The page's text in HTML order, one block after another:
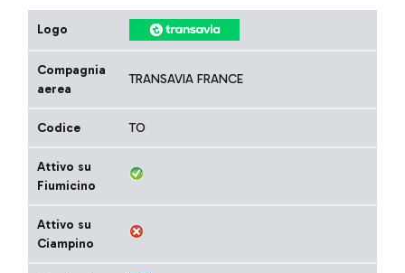
Logo
Compagnia
aerea
TRANSAVIA FRANCE
Codice TO
Attivo su
Fiumicino
Attivo su
Ciampino